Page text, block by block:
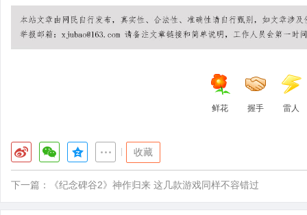
鲜花 握手 雷人
收藏
下一篇： 《纪念碑谷2》神作归来 这几款游戏同样不容错过